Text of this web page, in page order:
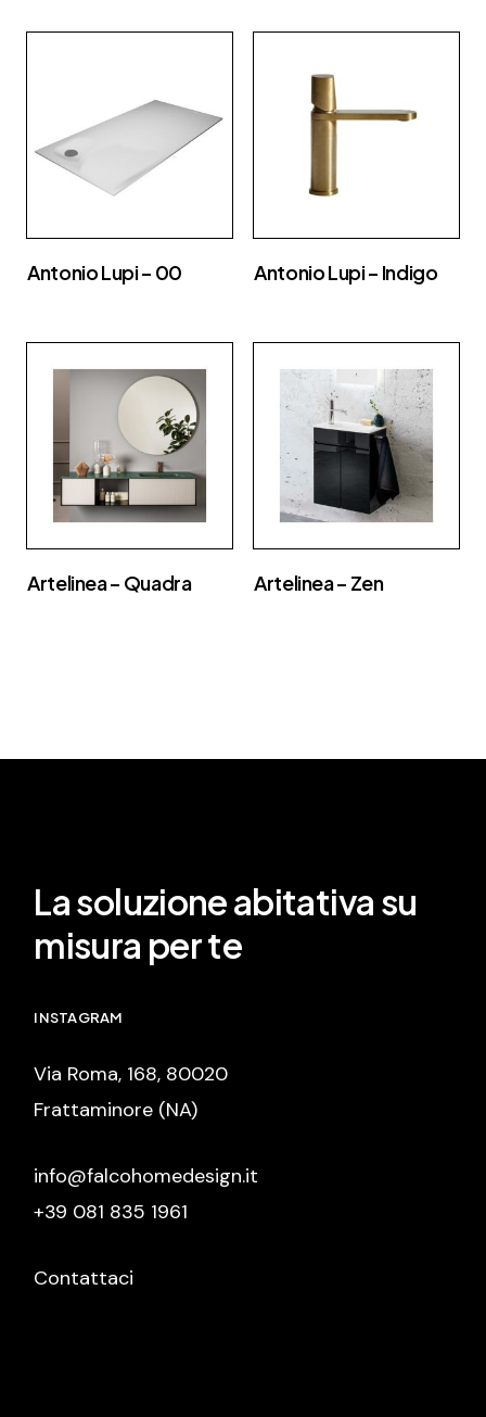
Antonio Lupi – 00 Antonio Lupi – Indigo
Artelinea – Quadra Artelinea – Zen
La soluzione abitativa su
misura per te
INSTAGRAM
Via Roma, 168, 80020
Frattaminore (NA)
info@falcohomedesign.it
+39 081 835 1961
Contattaci